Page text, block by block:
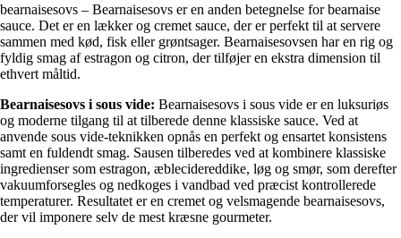
bearnaisesovs – Bearnaisesovs er en anden betegnelse for bearnaise
sauce. Det er en lækker og cremet sauce, der er perfekt til at servere
sammen med kød, fisk eller grøntsager. Bearnaisesovsen har en rig og
fyldig smag af estragon og citron, der tilføjer en ekstra dimension til
ethvert måltid.
Bearnaisesovs i sous vide: Bearnaisesovs i sous vide er en luksuriøs
og moderne tilgang til at tilberede denne klassiske sauce. Ved at
anvende sous vide-teknikken opnås en perfekt og ensartet konsistens
samt en fuldendt smag. Sausen tilberedes ved at kombinere klassiske
ingredienser som estragon, æblecidereddike, løg og smør, som derefter
vakuumforsegles og nedkoges i vandbad ved præcist kontrollerede
temperaturer. Resultatet er en cremet og velsmagende bearnaisesovs,
der vil imponere selv de mest kræsne gourmeter.